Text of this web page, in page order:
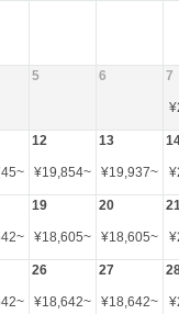
5 6 7
¥
~
12
¥19,854~
13
¥19,937~ ¥
~
19
¥18,605~
20
¥18,605~ ¥
~
26
¥18,642~
27
¥18,642~ ¥